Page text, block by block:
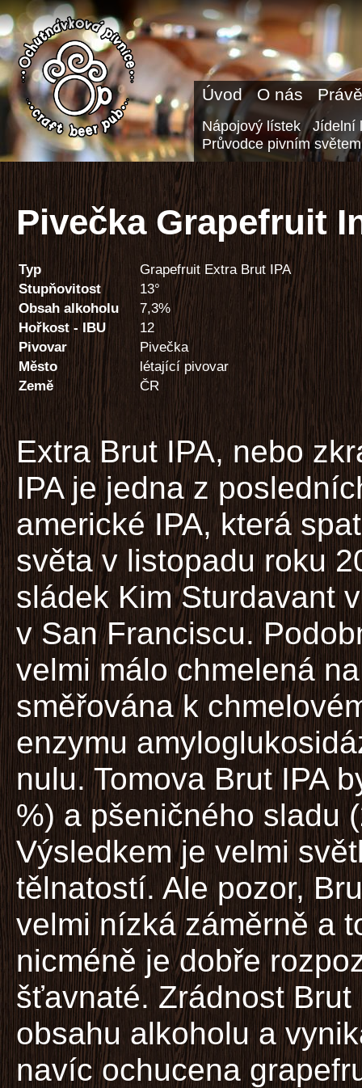
Úvod O nás
Nápojový lístek
Jídelní
Průvodce pivním světem
Pivečka Grapefruit
Typ
Grapefruit Extra Brut IPA
Stupňovitost
13°
Obsah alkoholu
7,3%
Hořkost - IBU
12
Pivovar
Pivečka
Město
létající pivovar
Země
ČR
Extra Brut IPA, nebo
IPA je jedna z
americké IPA, která
světa v listopadu roku
sládek Kim Sturdavant
v San Franciscu.
velmi málo chmelená
směřována k
enzymu
nulu. Tomova Brut IPA
%) a pšeničného sladu
Výsledkem je velmi
tělnatostí. Ale pozor,
velmi nízká záměrně a
nicméně je dobře
šťavnaté. Zrádnost
obsahu alkoholu a
navíc ochucena